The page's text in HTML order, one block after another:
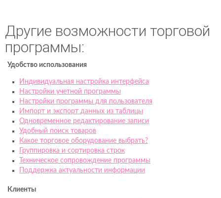
Другие возможности торговой
программы:
Удобство использования
Индивидуальная настройка интерфейса
Настройки учетной программы
Настройки программы для пользователя
Импорт и экспорт данных из таблицы
Одновременное редактирование записи
Удобный поиск товаров
Какое торговое оборудование выбрать?
Группировка и сортировка строк
Техническое сопровождение программы
Поддержка актуальности информации
Клиенты